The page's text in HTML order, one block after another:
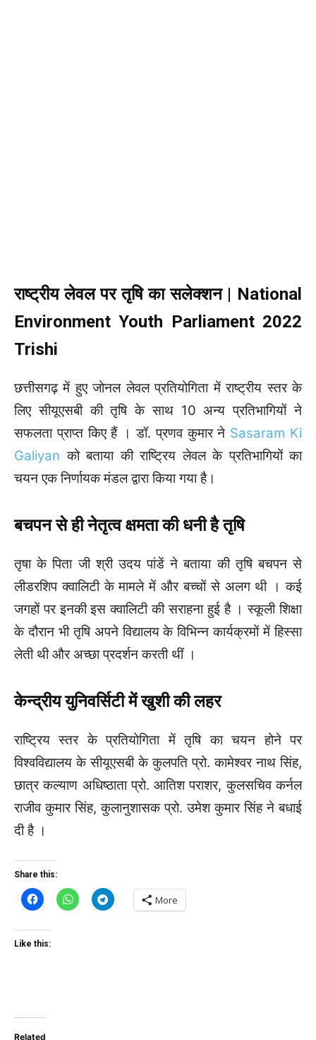
राष्ट्रीय लेवल पर तृषि का सलेक्शन | National
Environment Youth Parliament 2022
Trishi
छत्तीसगढ़ में हुए जोनल लेवल प्रतियोगिता में राष्ट्रीय स्तर के
लिए सीयूएसबी की तृषि के साथ 10 अन्य प्रतिभागियों ने
सफलता प्राप्त किए हैं । डॉ. प्रणव कुमार ने Sasaram Ki
Galiyan को बताया की राष्ट्रिय लेवल के प्रतिभागियों का
चयन एक निर्णायक मंडल द्वारा किया गया है।
बचपन से ही नेतृत्व क्षमता की धनी है तृषि
तृषा के पिता जी श्री उदय पांडें ने बताया की तृषि बचपन से
लीडरशिप क्वालिटी के मामले में और बच्चों से अलग थी । कई
जगहों पर इनकी इस क्वालिटी की सराहना हुई है । स्कूली शिक्षा
के दौरान भी तृषि अपने विद्यालय के विभिन्न कार्यक्रमों में हिस्सा
लेती थी और अच्छा प्रदर्शन करती थीं ।
केन्द्रीय युनिवर्सिटी में खुशी की लहर
राष्ट्रिय स्तर के प्रतियोगिता में तृषि का चयन होने पर
विश्वविद्यालय के सीयूएसबी के कुलपति प्रो. कामेश्वर नाथ सिंह,
छात्र कल्याण अधिष्ठाता प्रो. आतिश पराशर, कुलसचिव कर्नल
राजीव कुमार सिंह, कुलानुशासक प्रो. उमेश कुमार सिंह ने बधाई
दी है ।
Share this:
More
Like this:
Related